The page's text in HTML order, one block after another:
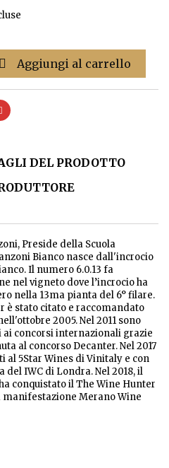
 Aggiungi al carrello
DEL PRODOTTO
Preside della Scuola
Bianco nasce dall'incrocio
Il numero 6.0.13 fa
nel vigneto dove l’incrocio ha
nella 13ma pianta del 6° filare.
è stato citato e raccomandato
2005. Nel 2011 sono
concorsi internazionali grazie
al concorso Decanter. Nel 2017
al 5Star Wines di Vinitaly e con
IWC di Londra. Nel 2018, il
conquistato il The Wine Hunter
manifestazione Merano Wine